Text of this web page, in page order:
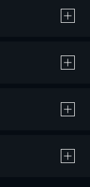
の購入 / レンタルです。